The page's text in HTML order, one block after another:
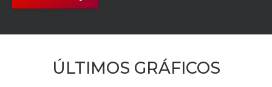
ÚLTIMOS GRÁFICOS